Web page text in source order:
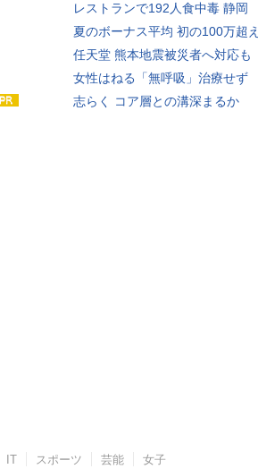
レストランで192人食中毒 静岡
夏のボーナス平均 初の100万超え
任天堂 熊本地震被災者へ対応も
女性はねる「無呼吸」治療せず
志らく コア層との溝深まるか
IT スポーツ 芸能 女子